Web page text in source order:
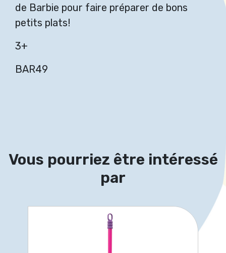
de Barbie pour faire préparer de bons
petits plats!
3+
BAR49
Vous pourriez être intéressé
par